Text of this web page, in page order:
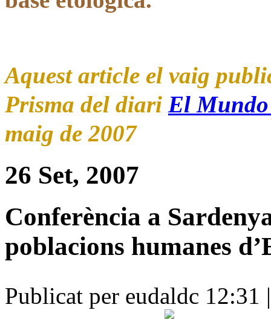
Aquest article el vaig
Prisma del diari El
maig de 2007
26 Set, 2007
Conferència a
poblacions humanes
Publicat per eudaldc 12:31